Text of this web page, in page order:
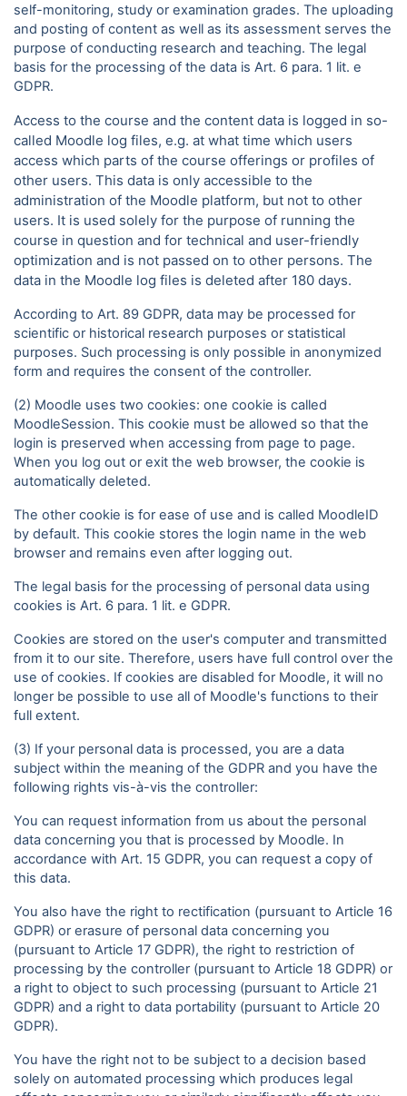
self-monitoring, study or examination grades. The uploading
and posting of content as well as its assessment serves the
purpose of conducting research and teaching. The legal
basis for the processing of the data is Art. 6 para. 1 lit. e
GDPR.
Access to the course and the content data is logged in so-
called Moodle log files, e.g. at what time which users
access which parts of the course offerings or profiles of
other users. This data is only accessible to the
administration of the Moodle platform, but not to other
users. It is used solely for the purpose of running the
course in question and for technical and user-friendly
optimization and is not passed on to other persons. The
data in the Moodle log files is deleted after 180 days.
According to Art. 89 GDPR, data may be processed for
scientific or historical research purposes or statistical
purposes. Such processing is only possible in anonymized
form and requires the consent of the controller.
(2) Moodle uses two cookies: one cookie is called
MoodleSession. This cookie must be allowed so that the
login is preserved when accessing from page to page.
When you log out or exit the web browser, the cookie is
automatically deleted.
The other cookie is for ease of use and is called MoodleID
by default. This cookie stores the login name in the web
browser and remains even after logging out.
The legal basis for the processing of personal data using
cookies is Art. 6 para. 1 lit. e GDPR.
Cookies are stored on the user's computer and transmitted
from it to our site. Therefore, users have full control over the
use of cookies. If cookies are disabled for Moodle, it will no
longer be possible to use all of Moodle's functions to their
full extent.
(3) If your personal data is processed, you are a data
subject within the meaning of the GDPR and you have the
following rights vis-à-vis the controller:
You can request information from us about the personal
data concerning you that is processed by Moodle. In
accordance with Art. 15 GDPR, you can request a copy of
this data.
You also have the right to rectification (pursuant to Article 16
GDPR) or erasure of personal data concerning you
(pursuant to Article 17 GDPR), the right to restriction of
processing by the controller (pursuant to Article 18 GDPR) or
a right to object to such processing (pursuant to Article 21
GDPR) and a right to data portability (pursuant to Article 20
GDPR).
You have the right not to be subject to a decision based
solely on automated processing which produces legal